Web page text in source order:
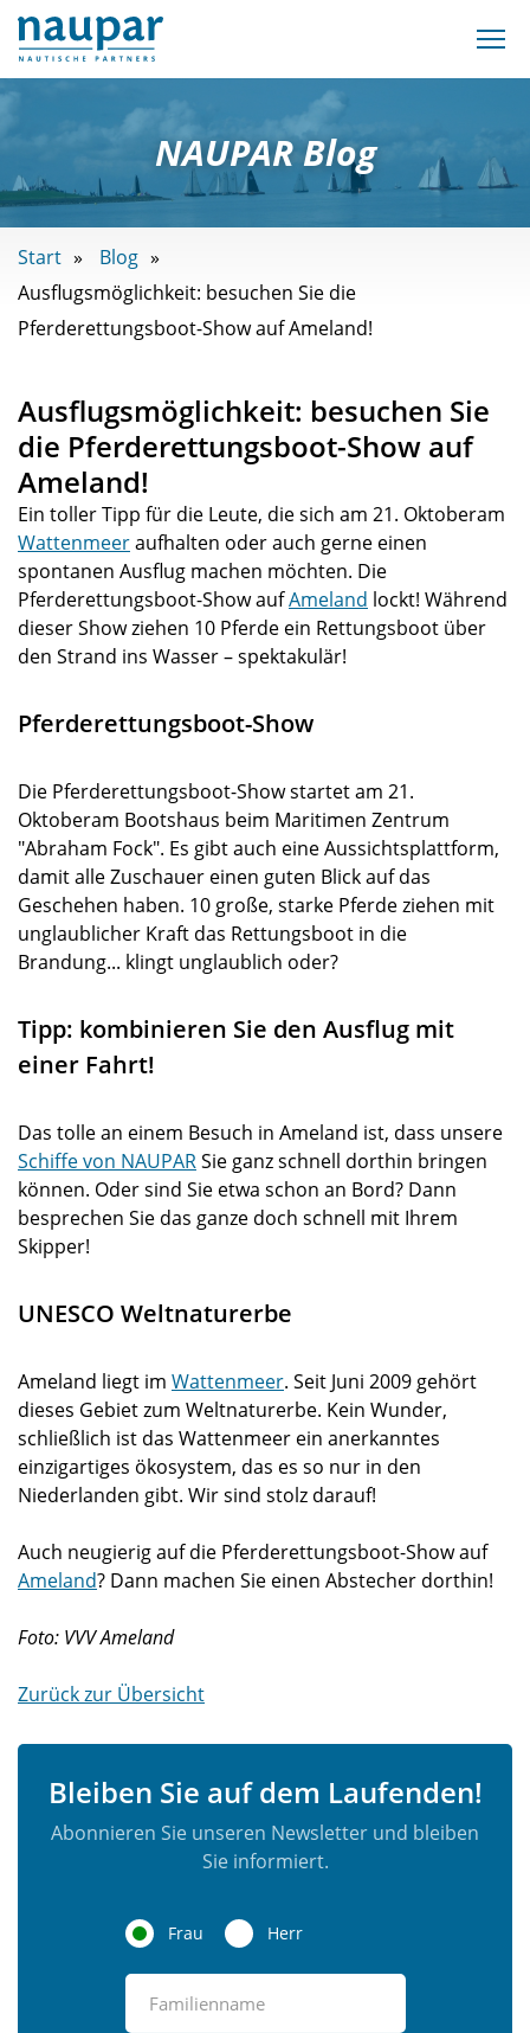
NAUPAR Blog
Start
Blog
Ausflugsmöglichkeit: besuchen Sie die
Pferderettungsboot-Show auf Ameland!
Ausflugsmöglichkeit: besuchen Sie
die Pferderettungsboot-Show auf
Ameland!
Ein toller Tipp für die Leute, die sich am 21. Oktoberam
Wattenmeeraufhalten oder auch gerne einen
spontanen Ausflug machen möchten. Die
Pferderettungsboot-Show aufAmeland lockt! Während
dieser Show ziehen 10 Pferde ein Rettungsboot über
den Strand ins Wasser – spektakulär!
Pferderettungsboot-Show
Die Pferderettungsboot-Show startet am 21.
Oktoberam Bootshaus beim Maritimen Zentrum
"Abraham Fock". Es gibt auch eine Aussichtsplattform,
damit alle Zuschauer einen guten Blick auf das
Geschehen haben. 10 große, starke Pferde ziehen mit
unglaublicher Kraft das Rettungsboot in die
Brandung... klingt unglaublich oder?
Tipp: kombinieren Sie den Ausflug mit
einer Fahrt!
Das tolle an einem Besuch in Ameland ist, dass unsere
Schiffe von NAUPARSie ganz schnell dorthin bringen
können. Oder sind Sie etwa schon an Bord? Dann
besprechen Sie das ganze doch schnell mit Ihrem
Skipper!
UNESCO Weltnaturerbe
Ameland liegt im Wattenmeer. Seit Juni 2009 gehört
dieses Gebiet zum Weltnaturerbe. Kein Wunder,
schließlich ist das Wattenmeer ein anerkanntes
einzigartiges ökosystem, das es so nur in den
Niederlanden gibt. Wir sind stolz darauf!
Auch neugierig auf die Pferderettungsboot-Show auf
Ameland? Dann machen Sie einen Abstecher dorthin!
Foto: VVV Ameland
Zurück zur Übersicht
Bleiben Sie auf dem Laufenden!
Abonnieren Sie unseren Newsletter und bleiben
Sie informiert.
Frau Herr